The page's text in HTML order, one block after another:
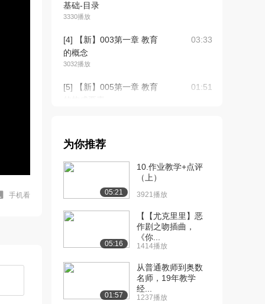
手机看
基础-目录
3330播放
[4] 【新】003第一章 教育
的概念
3032播放
03:33
[5] 【新】005第一章 教育
01:51
的功能
[7] 【新】007第一章 教育
[8] 【新】008第一章 教育
的发展（上...
[9] 【新】008第一章 教育
的发展（下...
2308播放
06:28
为你推荐
05:21
10.作业教学+点评
（上）
3921播放
05:16
【【尤克里里】恶
作剧之吻插曲，
《你...
1414播放
01:57
从普通教师到奥数
名师，19年教学
经...
1237播放